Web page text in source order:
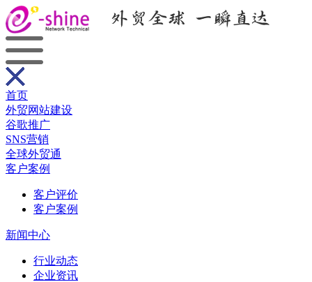
首页
外贸网站建设
谷歌推广
SNS营销
全球外贸通
客户案例
客户评价
客户案例
新闻中心
行业动态
企业资讯